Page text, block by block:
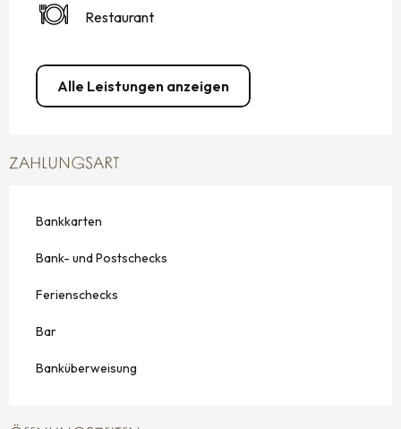
Restaurant
Alle Leistungen anzeigen
ZAHLUNGSART
Bankkarten
Bank- und Postschecks
Ferienschecks
Bar
Banküberweisung